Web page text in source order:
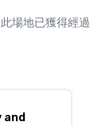
場地已獲得經過
and